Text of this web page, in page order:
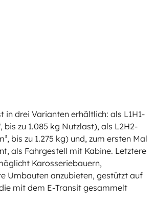
in drei Varianten erhältlich: als L1H1-
bis zu 1.085 kg Nutzlast), als L2H2-
bis zu 1.275 kg) und, zum ersten Mal
als Fahrgestell mit Kabine. Letztere
Karosseriebauern,
Umbauten anzubieten, gestützt auf
mit dem E-Transit gesammelt